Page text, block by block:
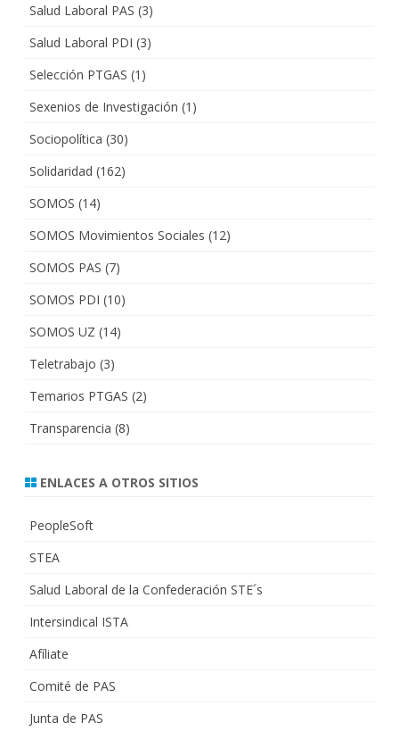
Salud Laboral PAS (3)
Salud Laboral PDI (3)
Selección PTGAS (1)
Sexenios de Investigación (1)
Sociopolítica (30)
Solidaridad (162)
SOMOS (14)
SOMOS Movimientos Sociales (12)
SOMOS PAS (7)
SOMOS PDI (10)
SOMOS UZ (14)
Teletrabajo (3)
Temarios PTGAS (2)
Transparencia (8)
ENLACES A OTROS SITIOS
PeopleSoft
STEA
Salud Laboral de la Confederación STE´s
Intersindical ISTA
Afíliate
Comité de PAS
Junta de PAS